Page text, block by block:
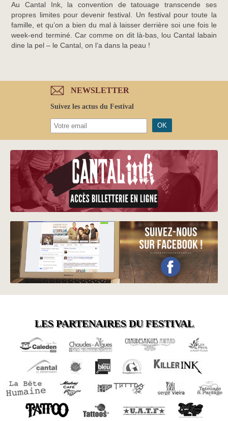
Au Cantal Ink, la convention de tatouage transcende ses
propres limites pour devenir festival. Un festival pour toute la
famille, et qu’on a bien du mal à laisser derrière soi une fois le
week-end terminé. Car comme on dit là-bas, lou Cantal labain
dine la pel – le Cantal, on l’a dans la peau !
NEWSLETTER
Suivez les actus du Festival
LES PARTENAIRES DU FESTIVAL